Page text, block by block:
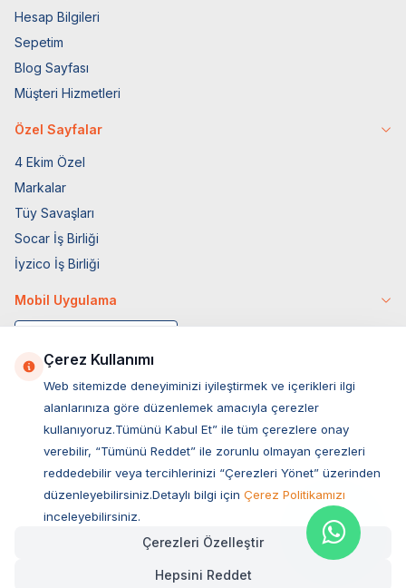
Hesap Bilgileri
Sepetim
Blog Sayfası
Müşteri Hizmetleri
Özel Sayfalar
4 Ekim Özel
Markalar
Tüy Savaşları
Socar İş Birliği
İyzico İş Birliği
Mobil Uygulama
Müşteri Hizmetleri
Sıkça Sorulan Sorular
Çerez Kullanımı
Web sitemizde deneyiminizi iyileştirmek ve içerikleri ilgi
alanlarınıza göre düzenlemek amacıyla çerezler
kullanıyoruz.Tümünü Kabul Et” ile tüm çerezlere onay
verebilir, “Tümünü Reddet” ile zorunlu olmayan çerezleri
reddedebilir veya tercihlerinizi “Çerezleri Yönet” üzerinden
düzenleyebilirsiniz.Detaylı bilgi için Çerez Politikamızı
inceleyebilirsiniz.
Çerezleri Özelleştir
Hepsini Reddet